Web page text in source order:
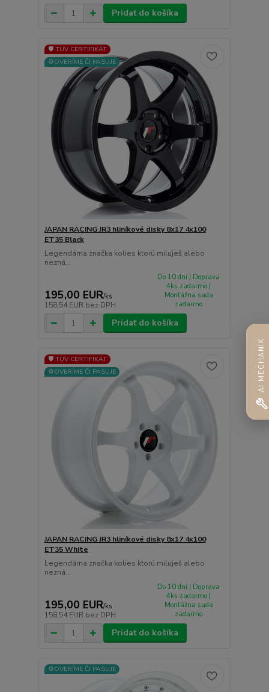
Pridať do košíka
🛡️ TÜV CERTIFIKÁT
⚙️OVERÍME ČI PASUJE
JAPAN RACING JR3 hliníkové disky 8x17 4x100
ET35 Black
Legendárna značka kolies ktorú miluješ alebo
nezná...
195,00 EUR/ks
158,54 EUR bez DPH
Do 10 dní | Doprava
4ks zadarmo |
Montážna sada
zadarmo
Pridať do košíka
🛡️ TÜV CERTIFIKÁT
⚙️OVERÍME ČI PASUJE
JAPAN RACING JR3 hliníkové disky 8x17 4x100
ET35 White
Legendárna značka kolies ktorú miluješ alebo
nezná...
195,00 EUR/ks
158,54 EUR bez DPH
Do 10 dní | Doprava
4ks zadarmo |
Montážna sada
zadarmo
Pridať do košíka
⚙️OVERÍME ČI PASUJE
AI MECHANIK